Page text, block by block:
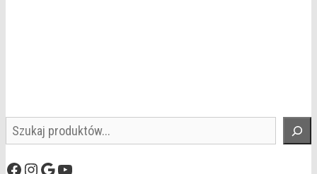
Szukaj
Facebook
Instagram
GoogleYouTube